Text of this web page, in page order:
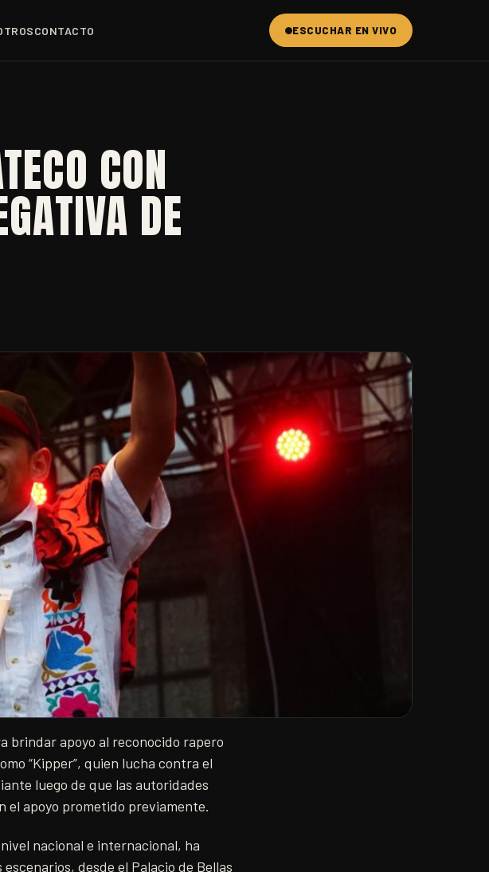
CONTACTO ESCUCHAR EN VIVO
CON
DE
brindar apoyo al reconocido rapero
“Kipper”, quien lucha contra el
luego de que las autoridades
el apoyo prometido previamente.
nacional e internacional, ha
desde el Palacio de Bellas